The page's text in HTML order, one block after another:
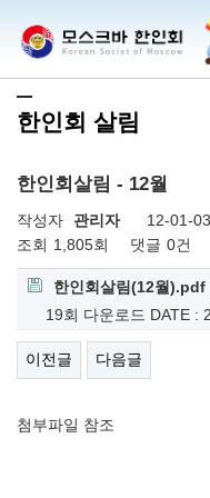
한인회 살림
한인회살림 - 12월
작성자 관리자
12-01-
조회 1,805회 댓글 0건
한인회살림(12월).pdf
19회 다운로드 DATE :
이전글 다음글
첨부파일 참조